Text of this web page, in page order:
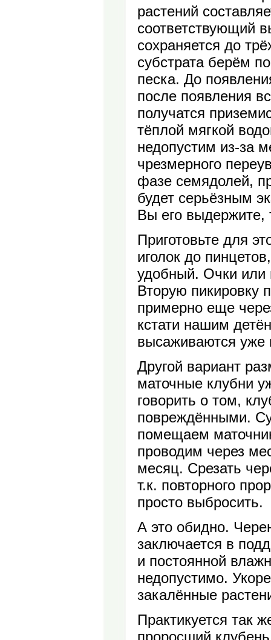
растений
соответствующий
сохраняется до
субстрата берём
песка. До
после появления
получатся
тёплой мягкой
недопустим из-за
чрезмерного
фазе семядолей,
будет серьёзным
Вы его выдержите,
Приготовьте для
иголок до
удобный. Очки или
Вторую пикировку
примерно еще
кстати нашим
высаживаются уже
Другой вариант
маточные клубни
говорить о том,
повреждёнными.
помещаем
проводим через
месяц. Срезать
т.к. повторного
просто выбросить.
А это обидно.
заключается в
и постоянной
недопустимо.
закалённые
Практикуется так
проросший